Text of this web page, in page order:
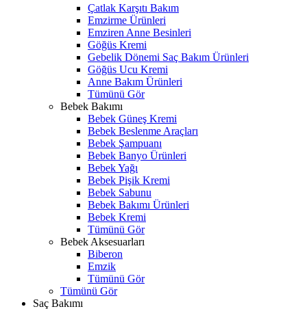
Çatlak Karşıtı Bakım
Emzirme Ürünleri
Emziren Anne Besinleri
Göğüs Kremi
Gebelik Dönemi Saç Bakım Ürünleri
Göğüs Ucu Kremi
Anne Bakım Ürünleri
Tümünü Gör
Bebek Bakımı
Bebek Güneş Kremi
Bebek Beslenme Araçları
Bebek Şampuanı
Bebek Banyo Ürünleri
Bebek Yağı
Bebek Pişik Kremi
Bebek Sabunu
Bebek Bakımı Ürünleri
Bebek Kremi
Tümünü Gör
Bebek Aksesuarları
Biberon
Emzik
Tümünü Gör
Tümünü Gör
Saç Bakımı